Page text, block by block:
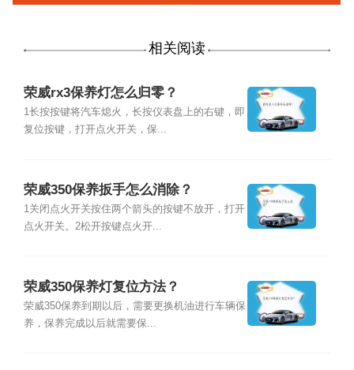
相关阅读
荣威rx3保养灯怎么归零？
1长按按键将汽车熄火，长按仪表盘上的右键，即
复位按键，打开点火开关，保...
荣威350保养扳手怎么消除？
1关闭点火开关按住两个箭头的按键不放开，打开
点火开关。2松开按键点火开...
荣威350保养灯复位方法？
荣威350保养到期以后，需要更换机油进行车辆保
养，保养完成以后就需要保...